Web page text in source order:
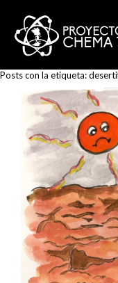
Posts con la etiqueta: